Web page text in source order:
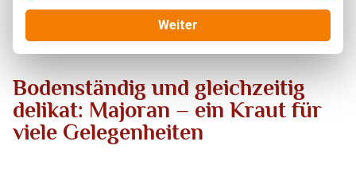
Bodenständig und gleichzeitig delikat: Majoran – ein
Kraut für viele Gelegenheiten
Bodenständig und gleichzeitig
delikat: Majoran – ein Kraut für
viele Gelegenheiten
Weiter